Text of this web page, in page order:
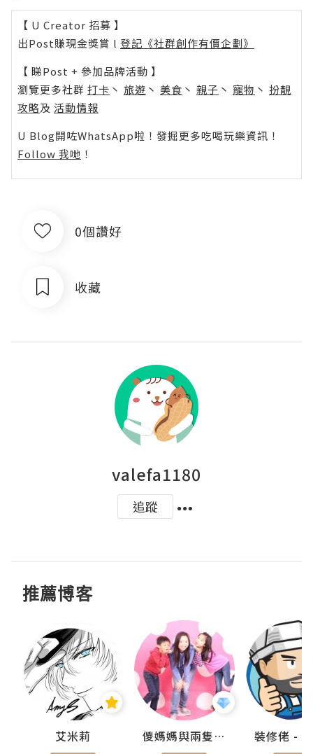
【 U Creator 招募 】
出Post賺現金獎賞 l 登記《社群創作有價企劃》
【 睇Post + 參加品牌活動 】
瀏覽更多社群 打卡 丶 旅遊 丶 美食 丶 親子 丶 寵物 丶 扮靚
攻略及 活動情報
U Blog開咗WhatsApp啦！發掘更多吃喝玩樂資訊！
Follow 我哋 ！
0個讚好
收藏
valefa1180
追蹤
推薦博客
艾米莉 儍媽媽與兩隻小魔怪之家